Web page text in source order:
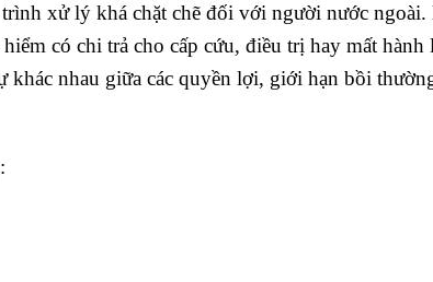
xử lý khá chặt chẽ đối với người nước ngoài.
có chi trả cho cấp cứu, điều trị hay mất hành
nhau giữa các quyền lợi, giới hạn bồi